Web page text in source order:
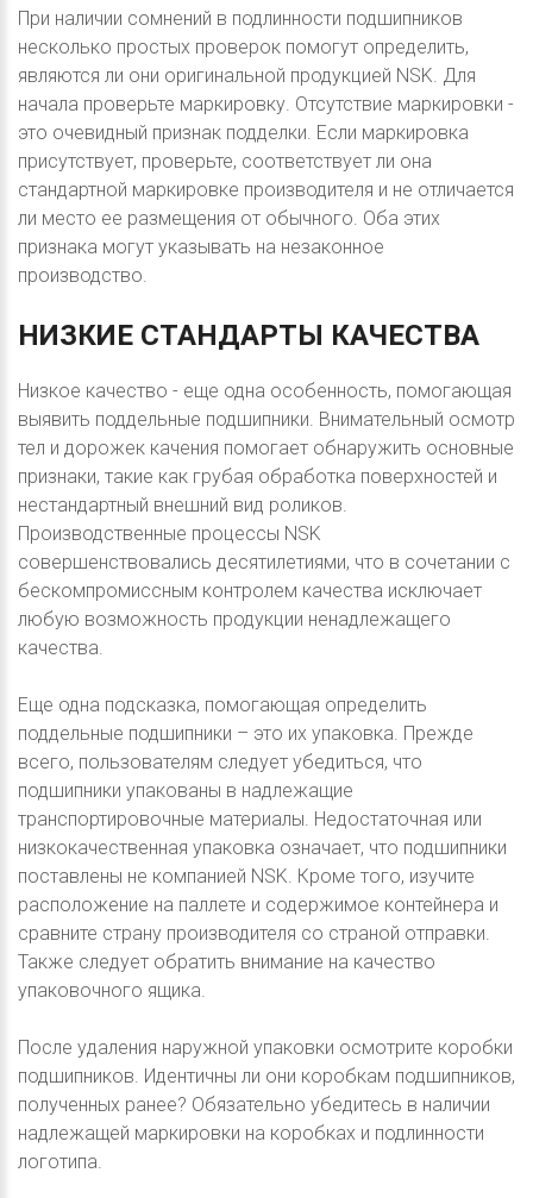
При наличии сомнений в подлинности подшипников
несколько простых проверок помогут определить,
являются ли они оригинальной продукцией NSK. Для
начала проверьте маркировку. Отсутствие маркировки -
это очевидный признак подделки. Если маркировка
присутствует, проверьте, соответствует ли она
стандартной маркировке производителя и не отличается
ли место ее размещения от обычного. Оба этих
признака могут указывать на незаконное
производство.
НИЗКИЕ СТАНДАРТЫ КАЧЕСТВА
Низкое качество - еще одна особенность, помогающая
выявить поддельные подшипники. Внимательный осмотр
тел и дорожек качения помогает обнаружить основные
признаки, такие как грубая обработка поверхностей и
нестандартный внешний вид роликов.
Производственные процессы NSK
совершенствовались десятилетиями, что в сочетании с
бескомпромиссным контролем качества исключает
любую возможность продукции ненадлежащего
качества.
Еще одна подсказка, помогающая определить
поддельные подшипники – это их упаковка. Прежде
всего, пользователям следует убедиться, что
подшипники упакованы в надлежащие
транспортировочные материалы. Недостаточная или
низкокачественная упаковка означает, что подшипники
поставлены не компанией NSK. Кроме того, изучите
расположение на паллете и содержимое контейнера и
сравните страну производителя со страной отправки.
Также следует обратить внимание на качество
упаковочного ящика.
После удаления наружной упаковки осмотрите коробки
подшипников. Идентичны ли они коробкам подшипников,
полученных ранее? Обязательно убедитесь в наличии
надлежащей маркировки на коробках и подлинности
логотипа.